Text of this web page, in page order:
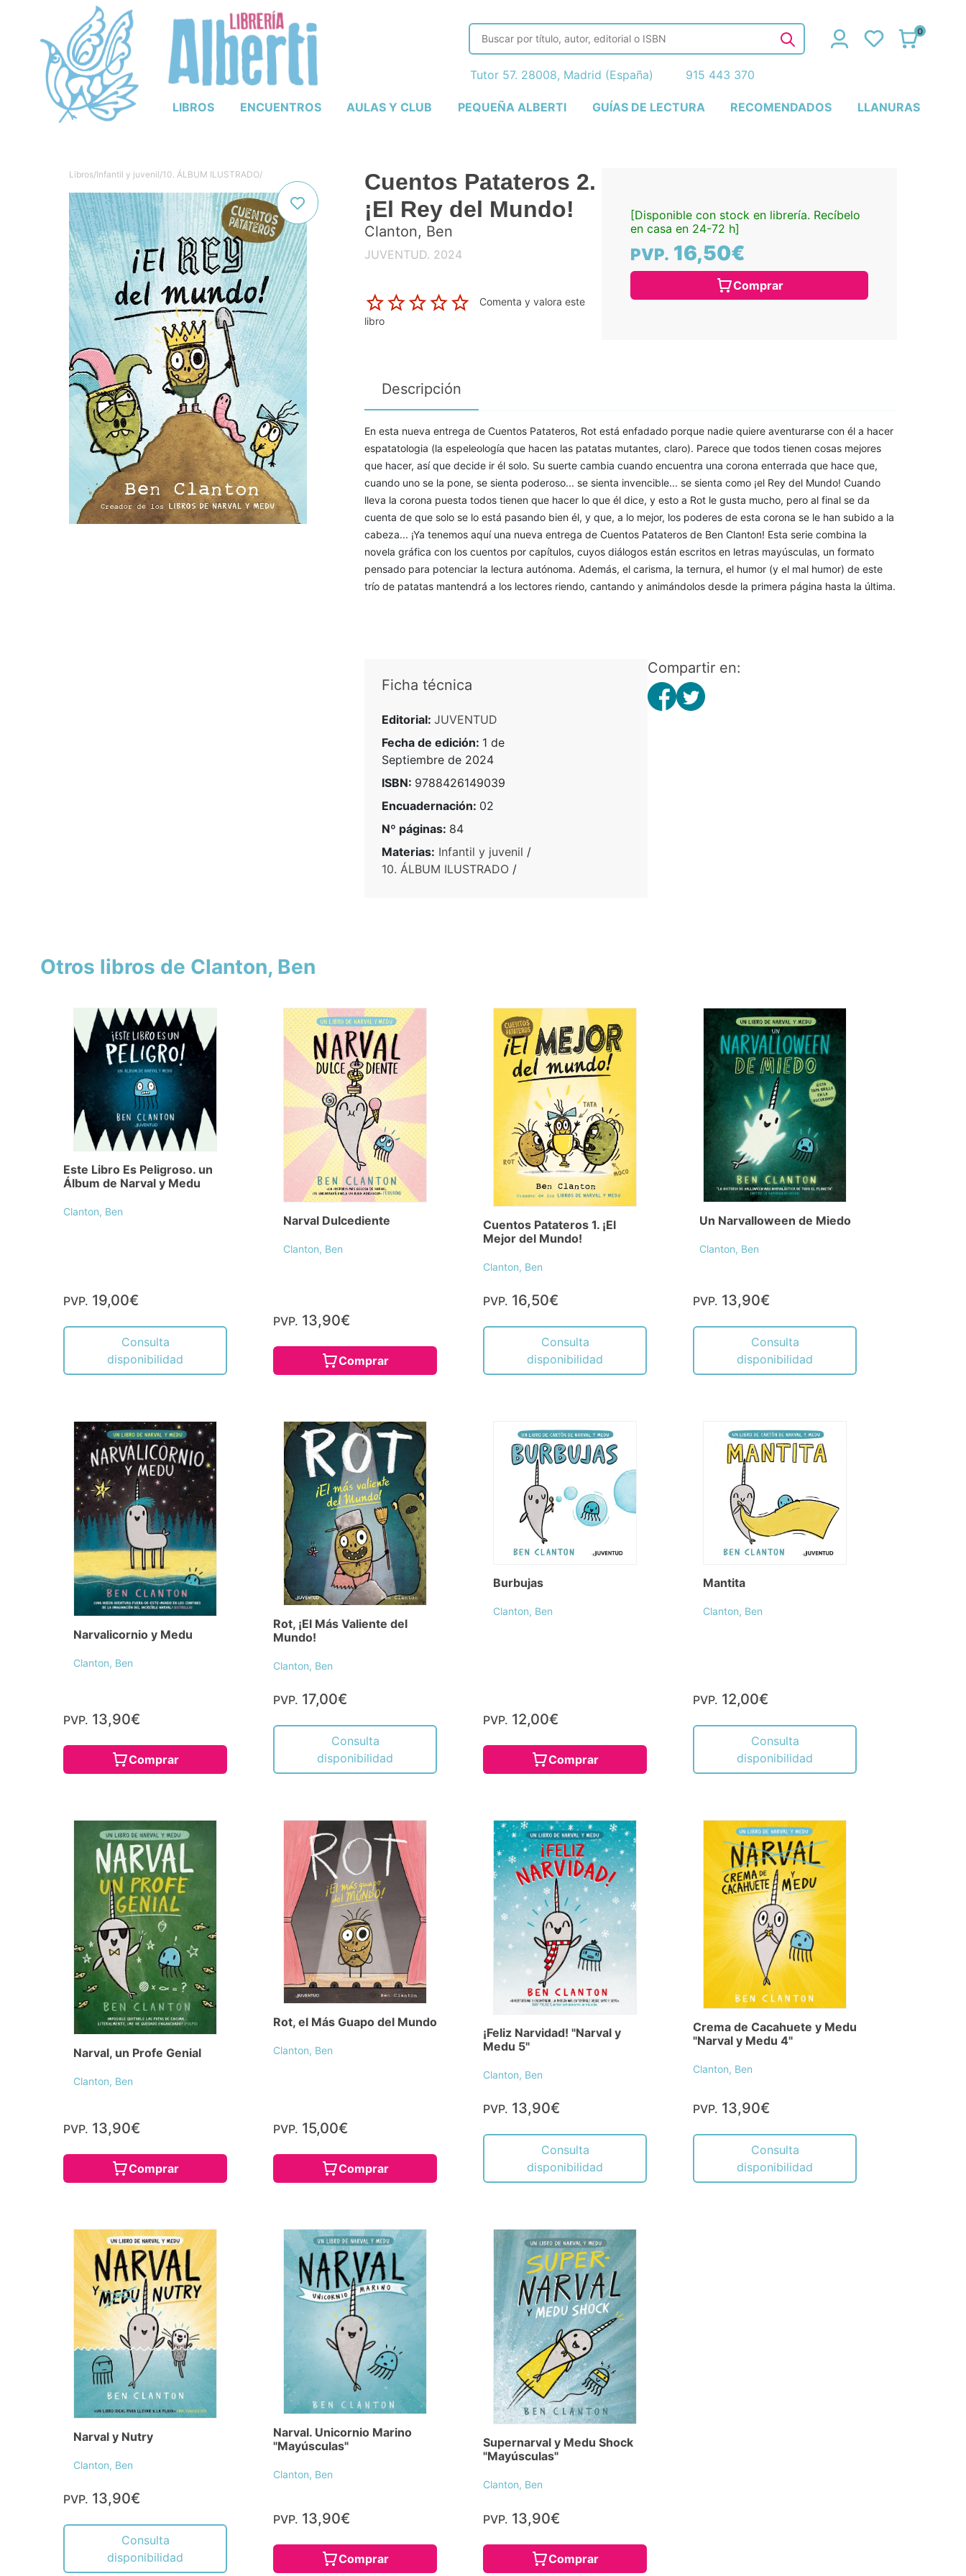
LIBROS ENCUENTROS AULAS Y CLUB PEQUEÑA ALBERTI GUÍAS DE LECTURA RECOMENDADOS LLANURAS
0
Tutor 57. 28008, Madrid (España) 915 443 370
Libros/Infantil y juvenil/10. ÁLBUM ILUSTRADO/
Cuentos Patateros 2.
¡El Rey del Mundo!
Clanton, Ben
JUVENTUD. 2024
Comenta y valora este
libro
[Disponible con stock en librería. Recíbelo
en casa en 24-72 h]
PVP. 16,50€
Comprar
Descripción
En esta nueva entrega de Cuentos Patateros, Rot está enfadado porque nadie quiere aventurarse con él a hacer
espatatologia (la espeleología que hacen las patatas mutantes, claro). Parece que todos tienen cosas mejores
que hacer, así que decide ir él solo. Su suerte cambia cuando encuentra una corona enterrada que hace que,
cuando uno se la pone, se sienta poderoso... se sienta invencible... se sienta como ¡el Rey del Mundo! Cuando
lleva la corona puesta todos tienen que hacer lo que él dice, y esto a Rot le gusta mucho, pero al final se da
cuenta de que solo se lo está pasando bien él, y que, a lo mejor, los poderes de esta corona se le han subido a la
cabeza... ¡Ya tenemos aquí una nueva entrega de Cuentos Patateros de Ben Clanton! Esta serie combina la
novela gráfica con los cuentos por capítulos, cuyos diálogos están escritos en letras mayúsculas, un formato
pensado para potenciar la lectura autónoma. Además, el carisma, la ternura, el humor (y el mal humor) de este
trío de patatas mantendrá a los lectores riendo, cantando y animándolos desde la primera página hasta la última.
Ficha técnica
Editorial: JUVENTUD
Fecha de edición: 1 de
Septiembre de 2024
ISBN: 9788426149039
Encuadernación: 02
Nº páginas: 84
Materias: Infantil y juvenil /
10. ÁLBUM ILUSTRADO/
Compartir en:
Otros libros de Clanton, Ben
Este Libro Es Peligroso. un
Álbum de Narval y Medu
Clanton, Ben
PVP. 19,00€
Consulta
disponibilidad
Narval Dulcediente
Clanton, Ben
PVP. 13,90€
Comprar
Cuentos Patateros 1. ¡El
Mejor del Mundo!
Clanton, Ben
PVP. 16,50€
Consulta
disponibilidad
Un Narvalloween de Miedo
Clanton, Ben
PVP. 13,90€
Consulta
disponibilidad
Narvalicornio y Medu
Clanton, Ben
PVP. 13,90€
Comprar
Rot, ¡El Más Valiente del
Mundo!
Clanton, Ben
PVP. 17,00€
Consulta
disponibilidad
Burbujas
Clanton, Ben
PVP. 12,00€
Comprar
Mantita
Clanton, Ben
PVP. 12,00€
Consulta
disponibilidad
Narval, un Profe Genial
Clanton, Ben
PVP. 13,90€
Comprar
Rot, el Más Guapo del Mundo
Clanton, Ben
PVP. 15,00€
Comprar
¡Feliz Narvidad! "Narval y
Medu 5"
Clanton, Ben
PVP. 13,90€
Consulta
disponibilidad
Crema de Cacahuete y Medu
"Narval y Medu 4"
Clanton, Ben
PVP. 13,90€
Consulta
disponibilidad
Narval y Nutry
Clanton, Ben
PVP. 13,90€
Consulta
disponibilidad
Narval. Unicornio Marino
"Mayúsculas"
Clanton, Ben
PVP. 13,90€
Comprar
Supernarval y Medu Shock
"Mayúsculas"
Clanton, Ben
PVP. 13,90€
Comprar